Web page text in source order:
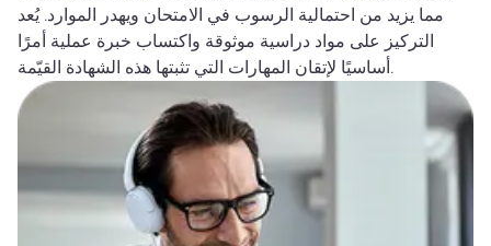
مما يزيد من احتمالية الرسوب في الامتحان ويهدر الموارد. يُعد
التركيز على مواد دراسية موثوقة واكتساب خبرة عملية أمرًا
أساسيًا لإتقان المهارات التي تثبتها هذه الشهادة القيّمة.